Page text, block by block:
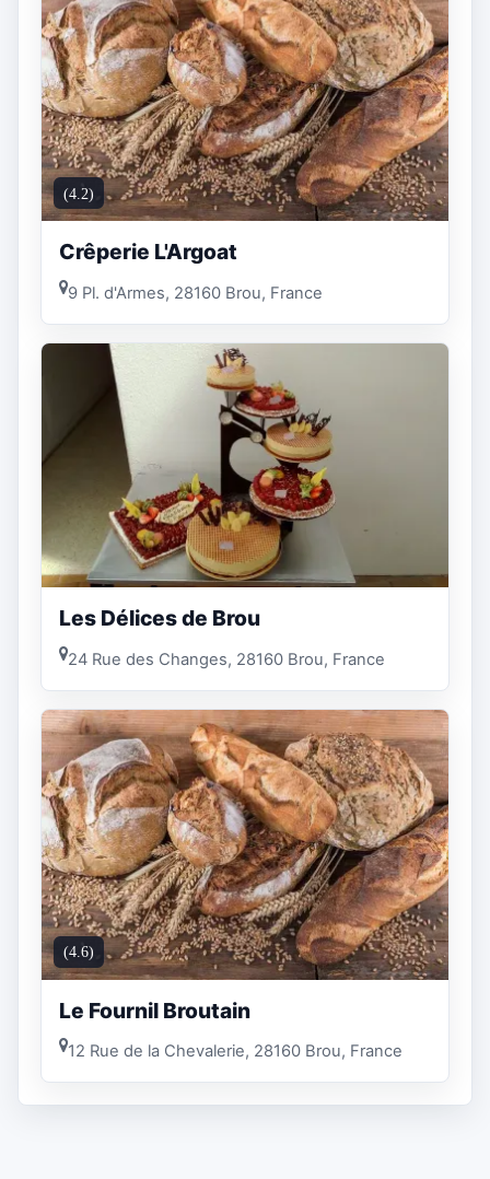
(4.2)
Crêperie L'Argoat
9 Pl. d'Armes, 28160 Brou, France
Les Délices de Brou
24 Rue des Changes, 28160 Brou, France
(4.6)
Le Fournil Broutain
12 Rue de la Chevalerie, 28160 Brou, France